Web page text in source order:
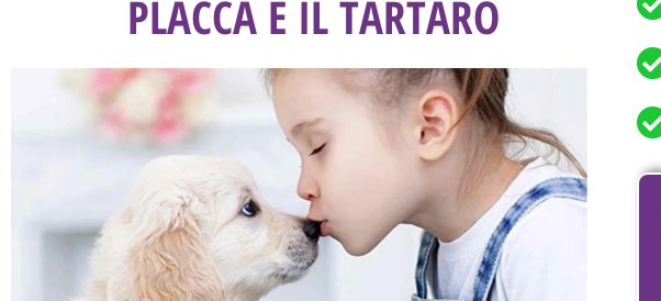
PLACCA E IL TARTARO